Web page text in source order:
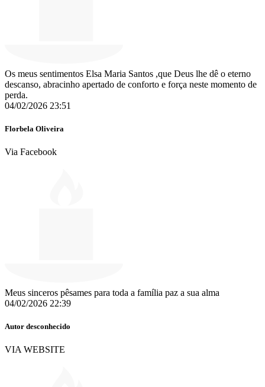
Os meus sentimentos Elsa Maria Santos ,que Deus lhe dê o eterno
descanso, abracinho apertado de conforto e força neste momento de
perda.
04/02/2026 23:51
Florbela Oliveira
Via Facebook
Meus sinceros pêsames para toda a família paz a sua alma
04/02/2026 22:39
Autor desconhecido
VIA WEBSITE